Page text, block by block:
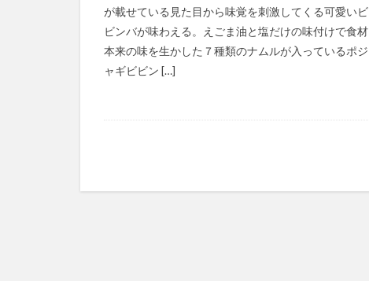
が載せている見た目から味覚を刺激してくる可愛いビ
ビンバが味わえる。えごま油と塩だけの味付けで食材
本来の味を生かした７種類のナムルが入っているポジ
ャギビビン […]